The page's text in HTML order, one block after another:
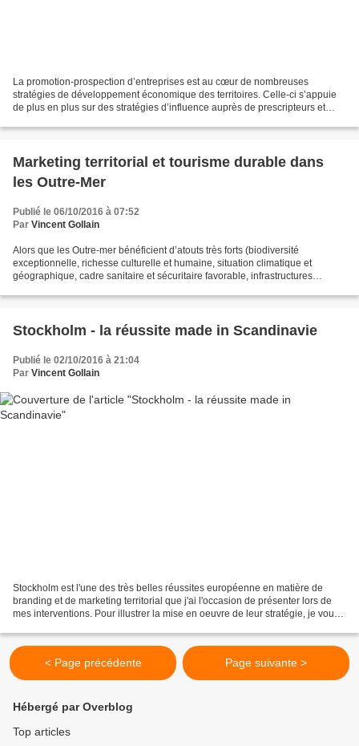
La promotion-prospection d’entreprises est au cœur de nombreuses
stratégies de développement économique des territoires. Celle-ci s’appuie
de plus en plus sur des stratégies d’influence auprès de prescripteurs et
Marketing territorial et tourisme durable dans
les Outre-Mer
Publié le 06/10/2016 à 07:52
Par Vincent Gollain
Alors que les Outre-mer bénéficient d’atouts très forts (biodiversité
exceptionnelle, richesse culturelle et humaine, situation climatique et
géographique, cadre sanitaire et sécuritaire favorable, infrastructures
Stockholm - la réussite made in Scandinavie
Publié le 02/10/2016 à 21:04
Par Vincent Gollain
Stockholm est l'une des très belles réussites européenne en matière de
branding et de marketing territorial que j'ai l'occasion de présenter lors de
mes interventions. Pour illustrer la mise en oeuvre de leur stratégie, je vous
< Page précédente Page suivante >
Hébergé par Overblog
Top articles